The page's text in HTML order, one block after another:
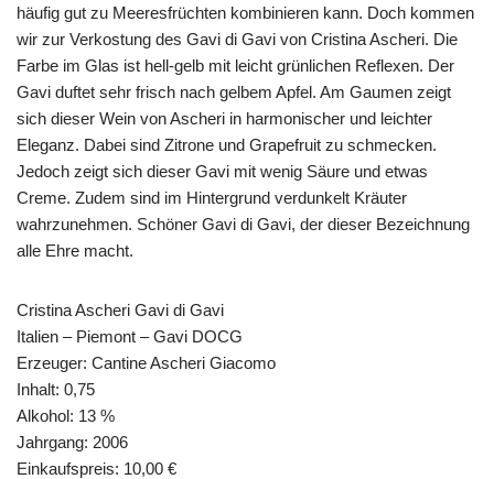
häufig gut zu Meeresfrüchten kombinieren kann. Doch kommen
wir zur Verkostung des Gavi di Gavi von Cristina Ascheri. Die
Farbe im Glas ist hell-gelb mit leicht grünlichen Reflexen. Der
Gavi duftet sehr frisch nach gelbem Apfel. Am Gaumen zeigt
sich dieser Wein von Ascheri in harmonischer und leichter
Eleganz. Dabei sind Zitrone und Grapefruit zu schmecken.
Jedoch zeigt sich dieser Gavi mit wenig Säure und etwas
Creme. Zudem sind im Hintergrund verdunkelt Kräuter
wahrzunehmen. Schöner Gavi di Gavi, der dieser Bezeichnung
alle Ehre macht.
Cristina Ascheri Gavi di Gavi
Italien – Piemont – Gavi DOCG
Erzeuger: Cantine Ascheri Giacomo
Inhalt: 0,75
Alkohol: 13 %
Jahrgang: 2006
Einkaufspreis: 10,00 €